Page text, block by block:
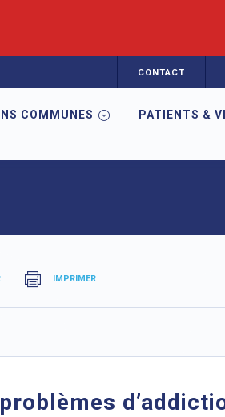
CONTACT
COMMUNES PATIENTS &
IMPRIMER